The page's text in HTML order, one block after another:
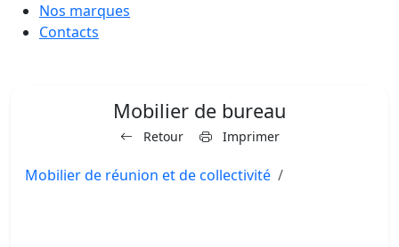
Nos marques
Contacts
Mobilier de bureau
Retour Imprimer
Mobilier de réunion et de collectivité